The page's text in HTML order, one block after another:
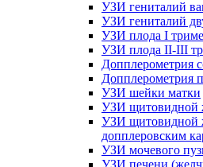
УЗИ гениталий
УЗИ гениталий
УЗИ плода I
УЗИ плода II-III
Допплерометрия
Допплерометрия
УЗИ шейки матки
УЗИ щитовидной
УЗИ щитовидной
допплеровским
УЗИ мочевого
УЗИ печени